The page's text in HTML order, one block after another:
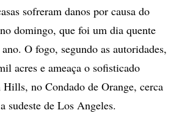
sofreram danos por causa do
domingo, que foi um dia quente
O fogo, segundo as autoridades,
acres e ameaça o sofisticado
no Condado de Orange, cerca
sudeste de Los Angeles.